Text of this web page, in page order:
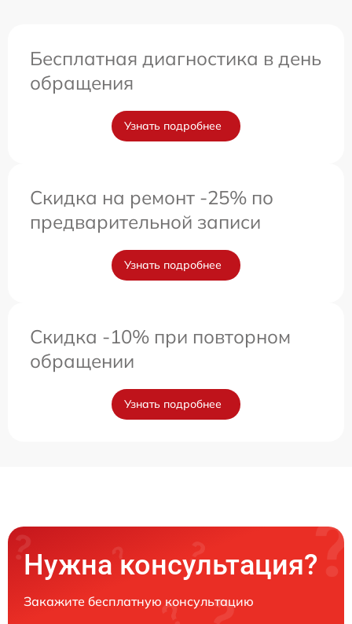
Бесплатная диагностика в день
обращения
Узнать подробнее
Скидка на ремонт -25% по
предварительной записи
Узнать подробнее
Скидка -10% при повторном
обращении
Узнать подробнее
Нужна консультация?
Закажите бесплатную консультацию